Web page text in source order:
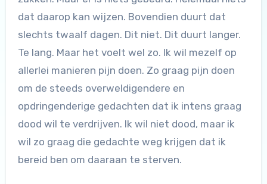
dat daarop kan wijzen. Bovendien duurt dat
slechts twaalf dagen. Dit niet. Dit duurt langer.
Te lang. Maar het voelt wel zo. Ik wil mezelf op
allerlei manieren pijn doen. Zo graag pijn doen
om de steeds overweldigendere en
opdringenderige gedachten dat ik intens graag
dood wil te verdrijven. Ik wil niet dood, maar ik
wil zo graag die gedachte weg krijgen dat ik
bereid ben om daaraan te sterven.